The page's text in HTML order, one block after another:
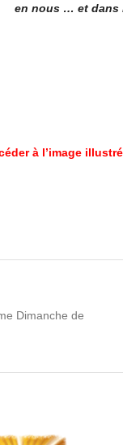
en nous … et dans
à l’image
Dimanche de